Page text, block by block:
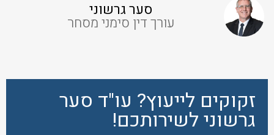
סער גרשוני
עורך דין סימני מסחר
זקוקים לייעוץ? עו"ד סער
גרשוני לשירותכם!